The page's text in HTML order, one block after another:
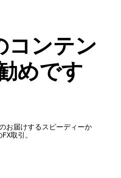
コンテン
めです
お届けするスピーディーか
取引。